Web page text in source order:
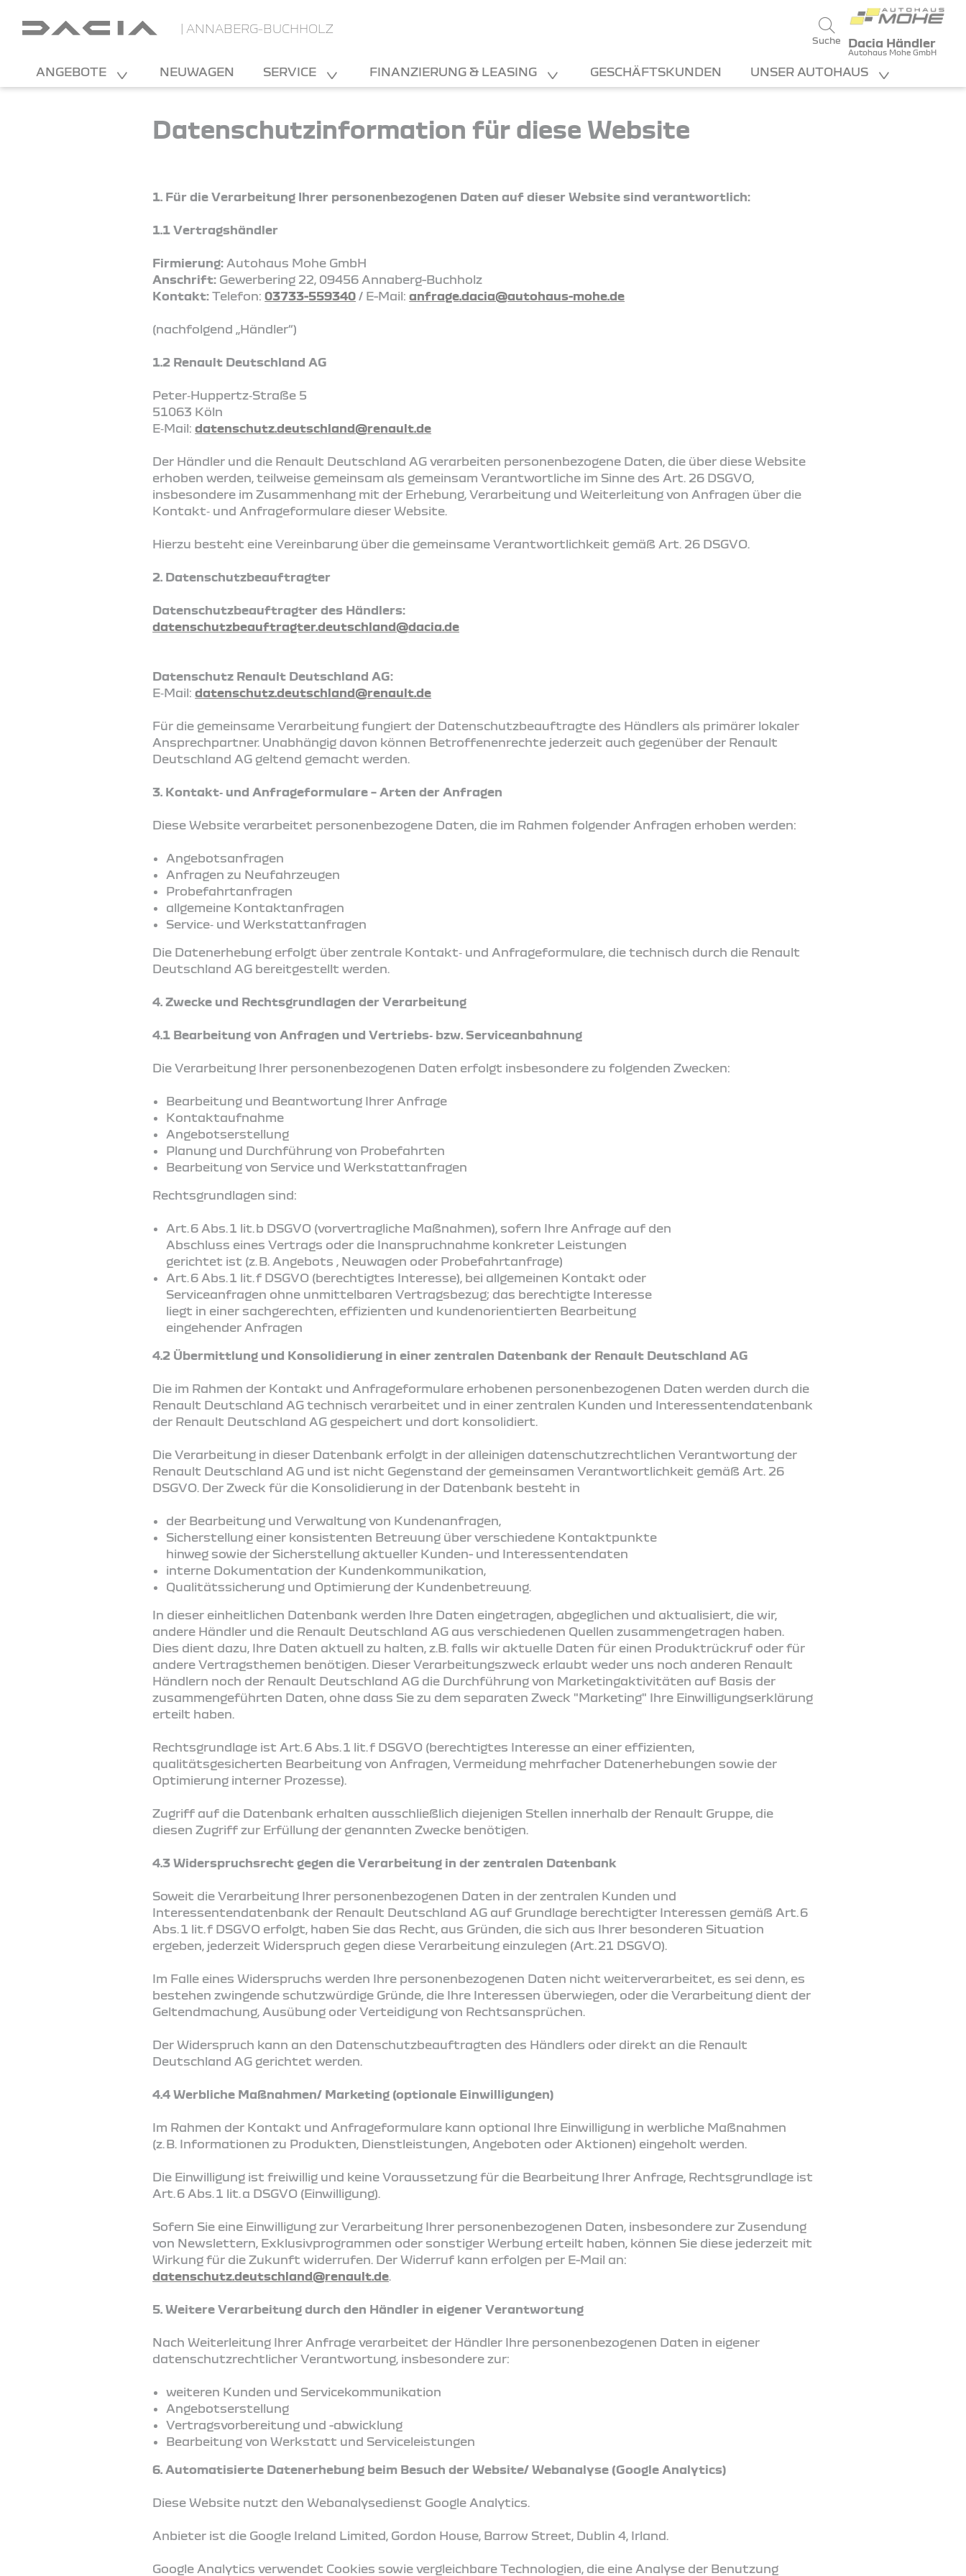
| ANNABERG-BUCHHOLZ
Suche Dacia Händler
Autohaus Mohe GmbH
ANGEBOTE NEUWAGEN SERVICE FINANZIERUNG & LEASING GESCHÄFTSKUNDEN UNSER AUTOHAUS
Datenschutzinformation für diese Website
1. Für die Verarbeitung Ihrer personenbezogenen Daten auf dieser Website sind verantwortlich:
1.1 Vertragshändler
Firmierung: Autohaus Mohe GmbH
Anschrift: Gewerbering 22, 09456 Annaberg-Buchholz
Kontakt: Telefon:03733-559340 / E-Mail:anfrage.dacia@autohaus-mohe.de
(nachfolgend „Händler“)
1.2 Renault Deutschland AG
Peter‑Huppertz‑Straße 5
51063 Köln
E‑Mail:datenschutz.deutschland@renault.de
Der Händler und die Renault Deutschland AG verarbeiten personenbezogene Daten, die über diese Website
erhoben werden, teilweise gemeinsam als gemeinsam Verantwortliche im Sinne des Art. 26 DSGVO,
insbesondere im Zusammenhang mit der Erhebung, Verarbeitung und Weiterleitung von Anfragen über die
Kontakt‑ und Anfrageformulare dieser Website.
Hierzu besteht eine Vereinbarung über die gemeinsame Verantwortlichkeit gemäß Art. 26 DSGVO.
2. Datenschutzbeauftragter
Datenschutzbeauftragter des Händlers:
datenschutzbeauftragter.deutschland@dacia.de
Datenschutz Renault Deutschland AG:
E‑Mail:datenschutz.deutschland@renault.de
Für die gemeinsame Verarbeitung fungiert der Datenschutzbeauftragte des Händlers als primärer lokaler
Ansprechpartner. Unabhängig davon können Betroffenenrechte jederzeit auch gegenüber der Renault
Deutschland AG geltend gemacht werden.
3. Kontakt‑ und Anfrageformulare – Arten der Anfragen
Diese Website verarbeitet personenbezogene Daten, die im Rahmen folgender Anfragen erhoben werden:
Angebotsanfragen
Anfragen zu Neufahrzeugen
Probefahrtanfragen
allgemeine Kontaktanfragen
Service‑ und Werkstattanfragen
Die Datenerhebung erfolgt über zentrale Kontakt‑ und Anfrageformulare, die technisch durch die Renault
Deutschland AG bereitgestellt werden.
4.Zwecke und Rechtsgrundlagen der Verarbeitung
4.1 Bearbeitung von Anfragen und Vertriebs‑ bzw. Serviceanbahnung
Die Verarbeitung Ihrer personenbezogenen Daten erfolgt insbesondere zu folgenden Zwecken:
Bearbeitung und Beantwortung Ihrer Anfrage
Kontaktaufnahme
Angebotserstellung
Planung und Durchführung von Probefahrten
Bearbeitung von Service und Werkstattanfragen
Rechtsgrundlagen sind:
Art. 6 Abs. 1 lit. b DSGVO (vorvertragliche Maßnahmen), sofern Ihre Anfrage auf den
Abschluss eines Vertrags oder die Inanspruchnahme konkreter Leistungen
gerichtet ist (z. B. Angebots , Neuwagen oder Probefahrtanfrage)
Art. 6 Abs. 1 lit. f DSGVO (berechtigtes Interesse), bei allgemeinen Kontakt oder
Serviceanfragen ohne unmittelbaren Vertragsbezug; das berechtigte Interesse
liegt in einer sachgerechten, effizienten und kundenorientierten Bearbeitung
eingehender Anfragen
4.2 Übermittlung und Konsolidierung in einer zentralen Datenbank der Renault Deutschland AG
Die im Rahmen der Kontakt und Anfrageformulare erhobenen personenbezogenen Daten werden durch die
Renault Deutschland AG technisch verarbeitet und in einer zentralen Kunden und Interessentendatenbank
der Renault Deutschland AG gespeichert und dort konsolidiert.
Die Verarbeitung in dieser Datenbank erfolgt in der alleinigen datenschutzrechtlichen Verantwortung der
Renault Deutschland AG und ist nicht Gegenstand der gemeinsamen Verantwortlichkeit gemäß Art. 26
DSGVO. Der Zweck für die Konsolidierung in der Datenbank besteht in
der Bearbeitung und Verwaltung von Kundenanfragen,
Sicherstellung einer konsistenten Betreuung über verschiedene Kontaktpunkte
hinweg sowie der Sicherstellung aktueller Kunden- und Interessentendaten
interne Dokumentation der Kundenkommunikation,
Qualitätssicherung und Optimierung der Kundenbetreuung.
In dieser einheitlichen Datenbank werden Ihre Daten eingetragen, abgeglichen und aktualisiert, die wir,
andere Händler und die Renault Deutschland AG aus verschiedenen Quellen zusammengetragen haben.
Dies dient dazu, Ihre Daten aktuell zu halten, z.B. falls wir aktuelle Daten für einen Produktrückruf oder für
andere Vertragsthemen benötigen. Dieser Verarbeitungszweck erlaubt weder uns noch anderen Renault
Händlern noch der Renault Deutschland AG die Durchführung von Marketingaktivitäten auf Basis der
zusammengeführten Daten, ohne dass Sie zu dem separaten Zweck "Marketing" Ihre Einwilligungserklärung
erteilt haben.
Rechtsgrundlage ist Art. 6 Abs. 1 lit. f DSGVO (berechtigtes Interesse an einer effizienten,
qualitätsgesicherten Bearbeitung von Anfragen, Vermeidung mehrfacher Datenerhebungen sowie der
Optimierung interner Prozesse).
Zugriff auf die Datenbank erhalten ausschließlich diejenigen Stellen innerhalb der Renault Gruppe, die
diesen Zugriff zur Erfüllung der genannten Zwecke benötigen.
4.3 Widerspruchsrecht gegen die Verarbeitung in der zentralen Datenbank
Soweit die Verarbeitung Ihrer personenbezogenen Daten in der zentralen Kunden und
Interessentendatenbank der Renault Deutschland AG auf Grundlage berechtigter Interessen gemäß Art. 6
Abs. 1 lit. f DSGVO erfolgt, haben Sie das Recht, aus Gründen, die sich aus Ihrer besonderen Situation
ergeben, jederzeit Widerspruch gegen diese Verarbeitung einzulegen (Art. 21 DSGVO).
Im Falle eines Widerspruchs werden Ihre personenbezogenen Daten nicht weiterverarbeitet, es sei denn, es
bestehen zwingende schutzwürdige Gründe, die Ihre Interessen überwiegen, oder die Verarbeitung dient der
Geltendmachung, Ausübung oder Verteidigung von Rechtsansprüchen.
Der Widerspruch kann an den Datenschutzbeauftragten des Händlers oder direkt an die Renault
Deutschland AG gerichtet werden.
4.4 Werbliche Maßnahmen/ Marketing (optionale Einwilligungen)
Im Rahmen der Kontakt und Anfrageformulare kann optional Ihre Einwilligung in werbliche Maßnahmen
(z. B. Informationen zu Produkten, Dienstleistungen, Angeboten oder Aktionen) eingeholt werden.
Die Einwilligung ist freiwillig und keine Voraussetzung für die Bearbeitung Ihrer Anfrage, Rechtsgrundlage ist
Art. 6 Abs. 1 lit. a DSGVO (Einwilligung).
Sofern Sie eine Einwilligung zur Verarbeitung Ihrer personenbezogenen Daten, insbesondere zur Zusendung
von Newslettern, Exklusivprogrammen oder sonstiger Werbung erteilt haben, können Sie diese jederzeit mit
Wirkung für die Zukunft widerrufen. Der Widerruf kann erfolgen per E-Mail an:
datenschutz.deutschland@renault.de.
5. Weitere Verarbeitung durch den Händler in eigener Verantwortung
Nach Weiterleitung Ihrer Anfrage verarbeitet der Händler Ihre personenbezogenen Daten in eigener
datenschutzrechtlicher Verantwortung, insbesondere zur:
weiteren Kunden und Servicekommunikation
Angebotserstellung
Vertragsvorbereitung und -abwicklung
Bearbeitung von Werkstatt und Serviceleistungen
6. Automatisierte Datenerhebung beim Besuch der Website/ Webanalyse (Google Analytics)
Diese Website nutzt den Webanalysedienst Google Analytics.
Anbieter ist die Google Ireland Limited, Gordon House, Barrow Street, Dublin 4, Irland.
Google Analytics verwendet Cookies sowie vergleichbare Technologien, die eine Analyse der Benutzung